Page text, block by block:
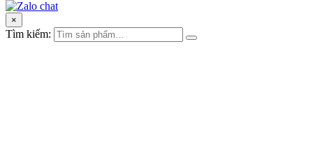
×
Tìm kiếm: